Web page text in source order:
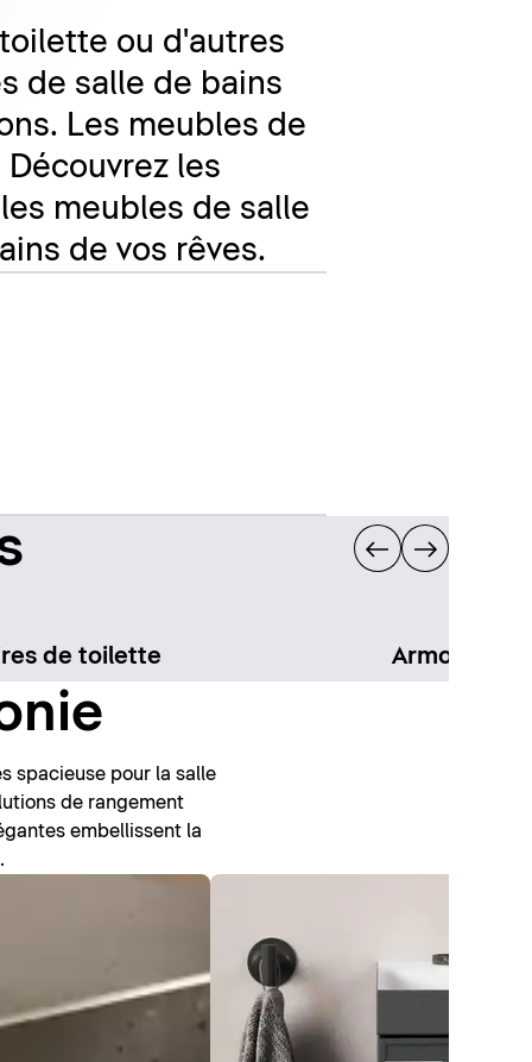
ou d'autres
de salle de bains
Les meubles de
les
meubles de salle
de vos rêves.
de toilette Armoires
spacieuse pour la salle
de rangement
embellissent la